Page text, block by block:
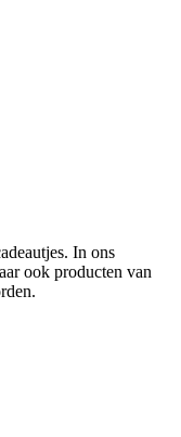
In ons
ook producten van